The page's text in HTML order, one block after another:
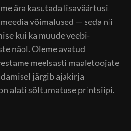
ära kasutada lisaväärtusi,
võimalused — seda nii
kui ka muude veebi-
näol. Oleme avatud
meelsasti maaletoojate
järgib ajakirja
alati sõltumatuse printsiipi.